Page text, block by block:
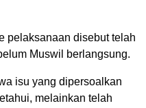
pelaksanaan disebut telah
Muswil berlangsung.
isu yang dipersoalkan
melainkan telah